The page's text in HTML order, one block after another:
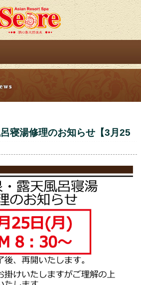
寝湯修理のお知らせ【3月25